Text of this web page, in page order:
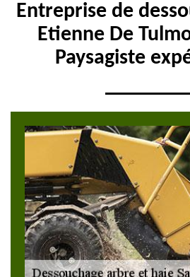
Entreprise de
Etienne De
Paysagiste